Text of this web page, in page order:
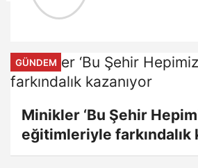
GÜNDEM
Minikler ‘Bu Şehir
eğitimleriyle farkındalık